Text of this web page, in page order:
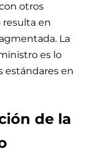
otros
resulta en
La
es lo
estándares en
de la